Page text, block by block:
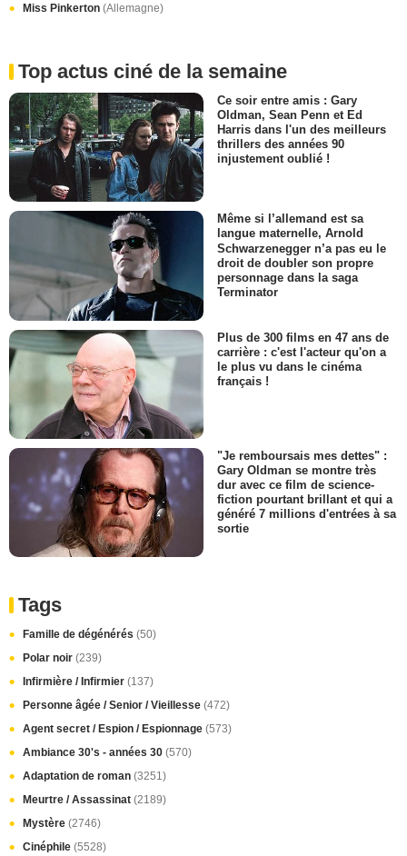
Miss Pinkerton (Allemagne)
Top actus ciné de la semaine
Ce soir entre amis : Gary
Oldman, Sean Penn et Ed
Harris dans l'un des meilleurs
thrillers des années 90
injustement oublié !
Même si l’allemand est sa
langue maternelle, Arnold
Schwarzenegger n’a pas eu le
droit de doubler son propre
personnage dans la saga
Terminator
Plus de 300 films en 47 ans de
carrière : c'est l'acteur qu'on a
le plus vu dans le cinéma
français !
"Je remboursais mes dettes" :
Gary Oldman se montre très
dur avec ce film de science-
fiction pourtant brillant et qui a
généré 7 millions d'entrées à sa
sortie
Tags
Famille de dégénérés (50)
Polar noir (239)
Infirmière / Infirmier (137)
Personne âgée / Senior / Vieillesse (472)
Agent secret / Espion / Espionnage (573)
Ambiance 30's - années 30 (570)
Adaptation de roman (3251)
Meurtre / Assassinat (2189)
Mystère (2746)
Cinéphile (5528)